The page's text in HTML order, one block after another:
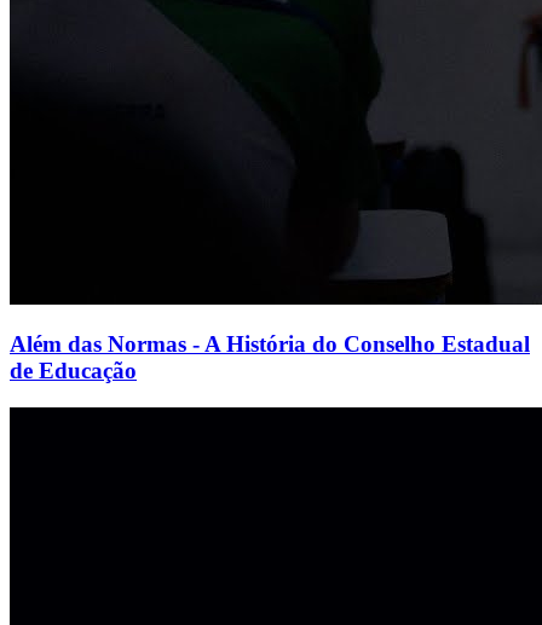
Além das Normas - A História do Conselho Estadual
de Educação